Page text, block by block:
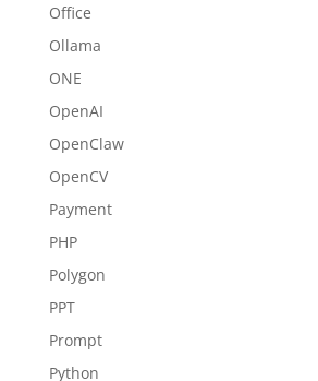
Office
Ollama
ONE
OpenAI
OpenClaw
OpenCV
Payment
PHP
Polygon
PPT
Prompt
Python